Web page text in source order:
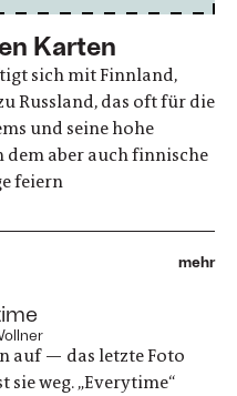
Karten
sich mit Finnland,
Russland, das oft für die
und seine hohe
aber auch finnische
feiern
mehr
auf — das letzte Foto
sie weg. „Everytime“